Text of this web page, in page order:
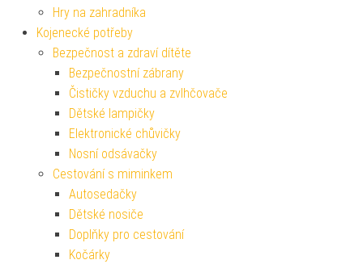
Hry na zahradníka
Kojenecké potřeby
Bezpečnost a zdraví dítěte
Bezpečnostní zábrany
Čističky vzduchu a zvlhčovače
Dětské lampičky
Elektronické chůvičky
Nosní odsávačky
Cestování s miminkem
Autosedačky
Dětské nosiče
Doplňky pro cestování
Kočárky